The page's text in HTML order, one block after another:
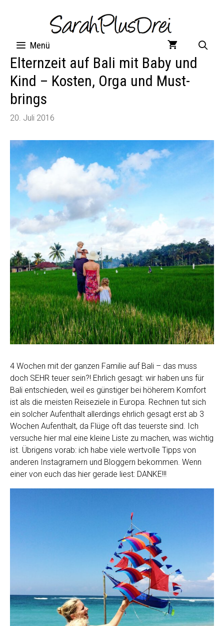
Menü
Elternzeit auf Bali mit Baby und
Kind – Kosten, Orga und Must-
brings
20. Juli 2016
4 Wochen mit der ganzen Familie auf Bali – das muss
doch SEHR teuer sein?! Ehrlich gesagt: wir haben uns für
Bali entschieden, weil es günstiger bei höherem Komfort
ist als die meisten Reiseziele in Europa. Rechnen tut sich
ein solcher Aufenthalt allerdings ehrlich gesagt erst ab 3
Wochen Aufenthalt, da Flüge oft das teuerste sind. Ich
versuche hier mal eine kleine Liste zu machen, was wichtig
ist. Übrigens vorab: ich habe viele wertvolle Tipps von
anderen Instagramern und Bloggern bekommen. Wenn
einer von euch das hier gerade liest: DANKE!!!